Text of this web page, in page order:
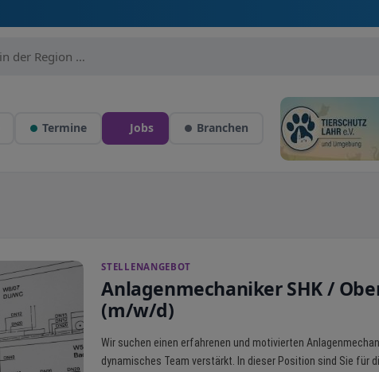
Termine Jobs Branchen
STELLENANGEBOT
Anlagenmechaniker SHK /
(m/w/d)
Wir suchen einen erfahrenen und motivierten
dynamisches Team verstärkt. In dieser Position sind Sie für